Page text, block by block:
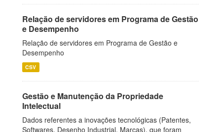
Relação de servidores em Programa de Gestão
e Desempenho
Relação de servidores em Programa de Gestão e
Desempenho
CSV
Gestão e Manutenção da Propriedade
Intelectual
Dados referentes a inovações tecnológicas (Patentes,
Softwares, Desenho Industrial, Marcas), que foram